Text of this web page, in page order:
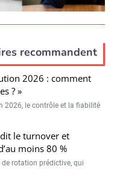
recommandent
2026 : comment
? »
2026, le contrôle et la fiabilité
le turnover et
moins 80 %
rotation prédictive, qui